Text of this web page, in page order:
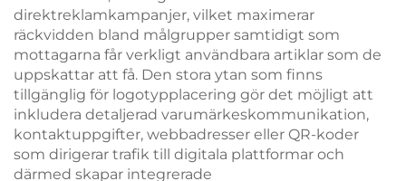
direktreklamkampanjer, vilket maximerar
räckvidden bland målgrupper samtidigt som
mottagarna får verkligt användbara artiklar som de
uppskattar att få. Den stora ytan som finns
tillgänglig för logotypplacering gör det möjligt att
inkludera detaljerad varumärkeskommunikation,
kontaktuppgifter, webbadresser eller QR-koder
som dirigerar trafik till digitala plattformar och
därmed skapar integrerade